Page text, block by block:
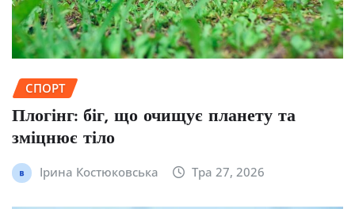
СПОРТ
Плогінг: біг, що очищує планету та
зміцнює тіло
Ірина Костюковська Тра 27, 2026